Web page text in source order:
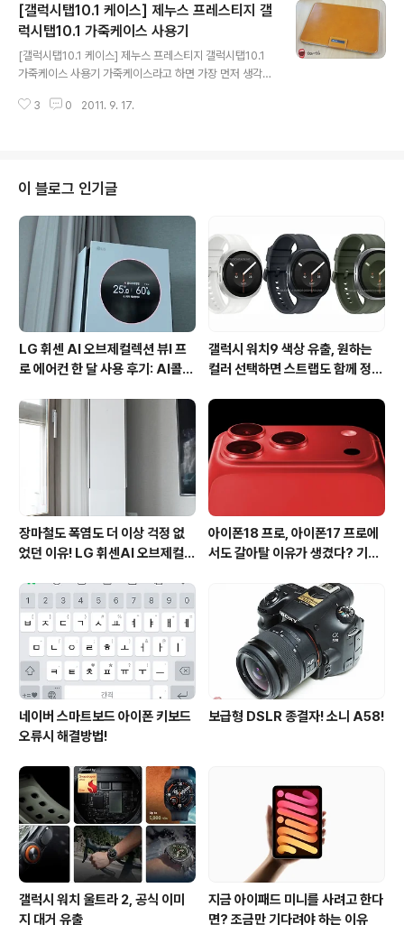
는데요. 좋은 가죽재질로 튼튼하게 만들어 안전하게 오랫
동안 사용했던 것 같습니다. 천연가죽 소재에 카본 무늬/패
턴을 넣어 스타일을 살려주고, 손으로 들었을때 미끌림까
지 방지해줍니다. 그만큼 그립감도 좋은데요. 블랙색상에
같습니다. 제누스 카본 밴드타입 아이패드 가죽케이스는
[갤럭시탭10.1 케이스] 제누스 프레스티지 갤
럭시탭10.1 가죽케이스 사용기
[갤럭시탭10.1 케이스] 제누스 프레스티지 갤럭시탭10.1
가죽케이스 사용기 가죽케이스라고 하면 가장 먼저 생각나
지 엠보폴더 케이스를 사용한지 약 2주 정도 된것 같은데
떻게 사용하냐에 따라 다르게 거치해 사용할 수 있습니다.
저는 갤럭시탭10.1로 회사업무 스케쥴이나 해야할 일과 한
일 등을 정리하는데 문서작업시 낮게 거치해서 사용을 합
니다. 아무래도 바닥에 평평하게 눕혀서 작업하는 것보다
시야각이나 타이핑할 때 굉장히 편한것 같습니다. 그리고
터치펜을 같이 들고 다니는데요..
3 0 2011. 9. 17.
이 블로그 인기글
LG 휘센 AI 오브제컬렉션 뷰I 프
로 에어컨 한 달 사용 후기: AI콜드
갤럭시 워치9 색상 유출, 원하는
컬러 선택하면 스트랩도 함께 정해
장마철도 폭염도 더 이상 걱정 없
었던 이유! LG 휘센AI 오브제컬렉
사용 후기
아이폰18 프로, 아이폰17 프로에
서도 갈아탈 이유가 생겼다? 기대
네이버 스마트보드 아이폰 키보드
오류시 해결방법!
보급형 DSLR 종결자! 소니 A58!
갤럭시 워치 울트라 2, 공식 이미
지 대거 유출
지금 아이패드 미니를 사려고 한다
면? 조금만 기다려야 하는 이유